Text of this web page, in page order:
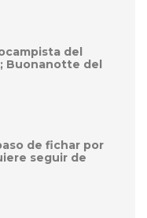
del
Buonanotte del
de fichar por
seguir de